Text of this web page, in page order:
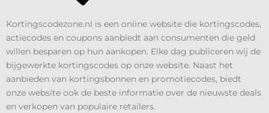
Kortingscodezone.nl is een online website die kortingscodes,
actiecodes en coupons aanbiedt aan consumenten die geld
willen besparen op hun aankopen. Elke dag publiceren wij de
bijgewerkte kortingscodes op onze website. Naast het
aanbieden van kortingsbonnen en promotiecodes, biedt
onze website ook de beste informatie over de nieuwste deals
en verkopen van populaire retailers.